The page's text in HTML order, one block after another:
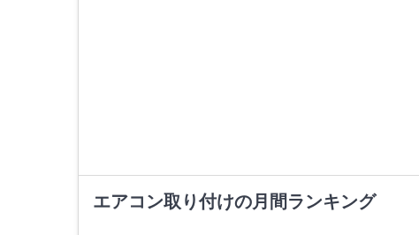
エアコン取り付けの月間ランキング